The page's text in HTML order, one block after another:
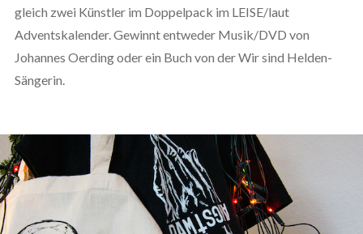
gleich zwei Künstler im Doppelpack im LEISE/laut
Adventskalender. Gewinnt entweder Musik/DVD von
Johannes Oerding oder ein Buch von der Wir sind Helden-
Sängerin.